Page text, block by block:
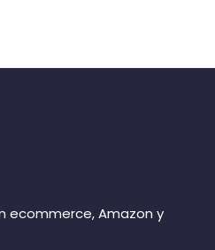
ecommerce, Amazon y